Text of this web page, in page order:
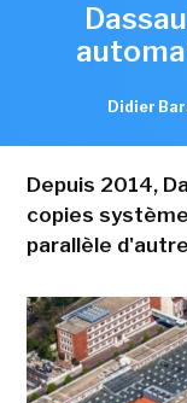
Didier
Depuis 2014,
copies
parallèle